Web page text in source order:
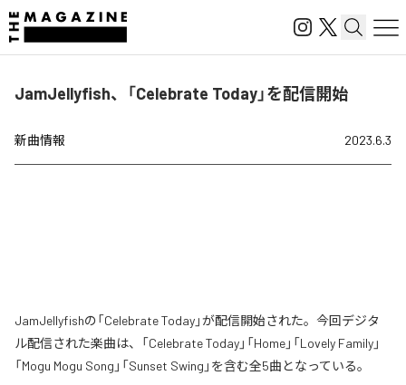
JamJellyfish、「Celebrate Today」を配信開始
新曲情報 2023.6.3
JamJellyfishの「Celebrate Today」が配信開始された。今回デジタ
ル配信された楽曲は、「Celebrate Today」「Home」「Lovely Family」
「Mogu Mogu Song」「Sunset Swing」を含む全5曲となっている。